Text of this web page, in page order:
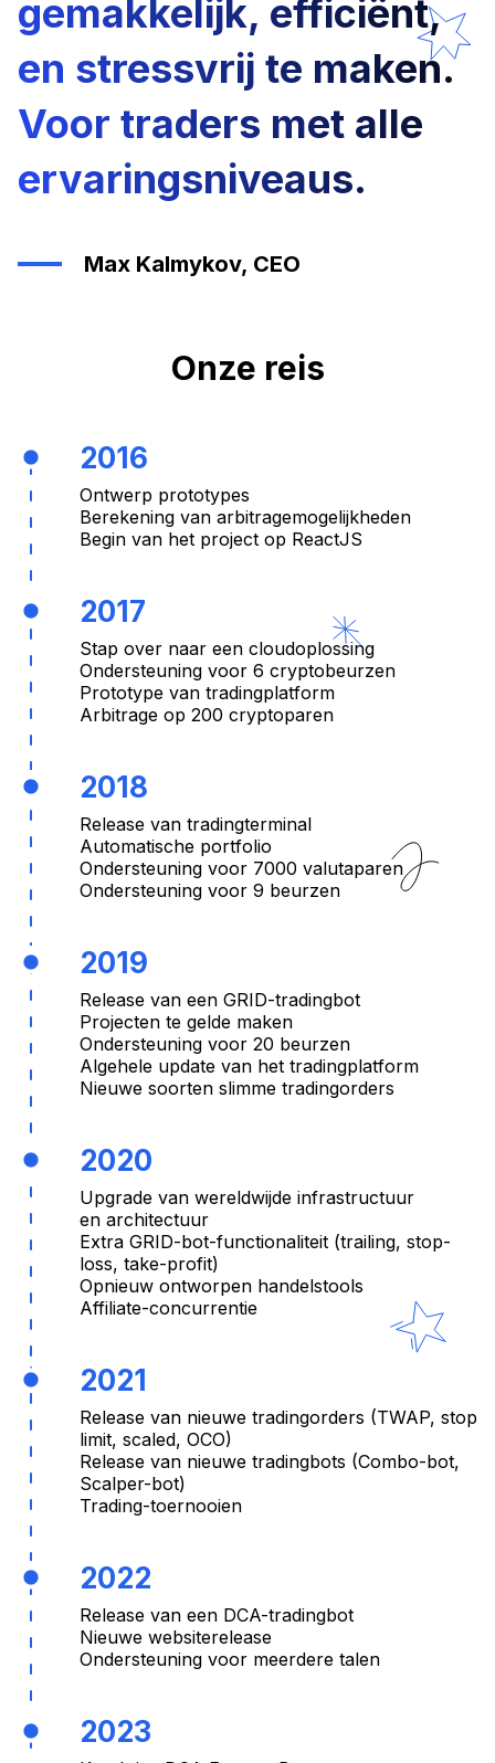
gemakkelijk, efficiënt,
en stressvrij te maken.
Voor traders met alle
ervaringsniveaus.
Max Kalmykov, CEO
Onze reis
2016
Ontwerp prototypes
Berekening van arbitragemogelijkheden
Begin van het project op ReactJS
2017
Stap over naar een cloudoplossing
Ondersteuning voor 6 cryptobeurzen
Prototype van tradingplatform
Arbitrage op 200 cryptoparen
2018
Release van tradingterminal
Automatische portfolio
Ondersteuning voor 7000 valutaparen
Ondersteuning voor 9 beurzen
2019
Release van een GRID-tradingbot
Projecten te gelde maken
Ondersteuning voor 20 beurzen
Algehele update van het tradingplatform
Nieuwe soorten slimme tradingorders
2020
Upgrade van wereldwijde infrastructuur
en architectuur
Extra GRID-bot-functionaliteit (trailing, stop-
loss, take-profit)
Opnieuw ontworpen handelstools
Affiliate-concurrentie
2021
Release van nieuwe tradingorders (TWAP, stop
limit, scaled, OCO)
Release van nieuwe tradingbots (Combo-bot,
Scalper-bot)
Trading-toernooien
2022
Release van een DCA-tradingbot
Nieuwe websiterelease
Ondersteuning voor meerdere talen
2023